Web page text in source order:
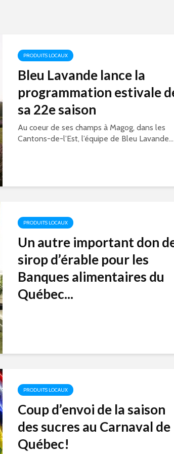
PRODUITS LOCAUX
Bleu Lavande lance la
programmation estivale
sa 22e saison
Au coeur de ses champs à Magog, dans les
Cantons-de-l’Est, l’équipe de Bleu Lavande...
PRODUITS LOCAUX
Un autre important don
sirop d’érable pour les
Banques alimentaires du
Québec...
PRODUITS LOCAUX
Coup d’envoi de la saison
des sucres au Carnaval de
Québec!